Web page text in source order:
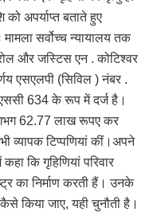
अपर्याप्त बताते हुए
सर्वोच्च न्यायालय तक
और जस्टिस एन . कोटिश्वर
एसएलपी (सिविल ) नंबर .
634 के रूप में दर्ज है।
62.77 लाख रूपए कर
व्यापक टिप्पणियां कीं।अपने
कि गृहिणियां परिवार
का निर्माण करती हैं। उनके
किया जाए, यही चुनौती है।